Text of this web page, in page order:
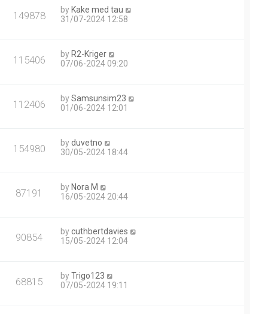
149878 by Kake med tau
31/07-2024 12:58
115406 by R2-Kriger
07/06-2024 09:20
112406 bySamsunsim23
01/06-2024 12:01
154980 byduvetno
30/05-2024 18:44
87191 by Nora M
16/05-2024 20:44
90854 bycuthbertdavies
15/05-2024 12:04
68815 byTrigo123
07/05-2024 19:11